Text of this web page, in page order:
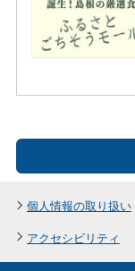
個人情報の取り扱い
アクセシビリティ